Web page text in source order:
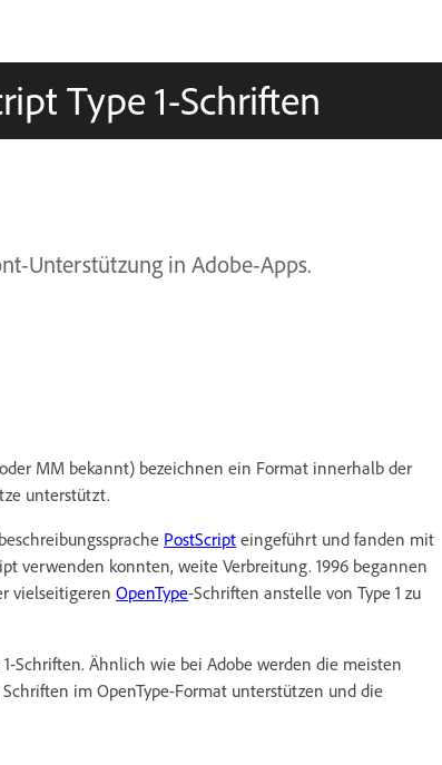
Type 1-Schriften
Unterstützung in Adobe-Apps.
oder MM bekannt) bezeichnen ein Format innerhalb der
unterstützt.
PostScript eingeführt und fanden mit
verwenden konnten, weite Verbreitung. 1996 begannen
vielseitigeren OpenType-Schriften anstelle von Type 1 zu
Schriften. Ähnlich wie bei Adobe werden die meisten
im OpenType-Format unterstützen und die